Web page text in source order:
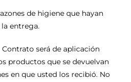
de higiene que hayan
entrega.
será de aplicación
productos que se devuelvan
en que usted los recibió. No